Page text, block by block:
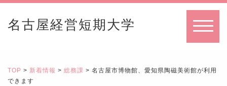
名古屋経営短期大学
TOP > 新着情報 > 総務課 > 名古屋市博物館、愛知県陶磁美術館が利用
できます